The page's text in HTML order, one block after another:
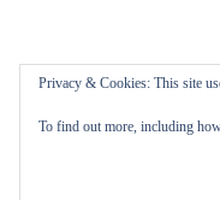
Privacy & Cookies: This site
To find out more, including